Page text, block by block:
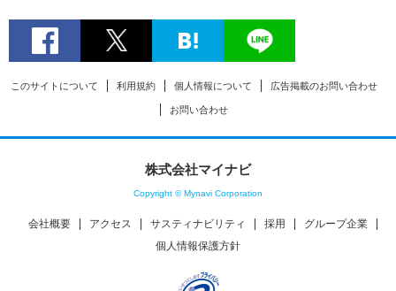
このサイトについて 利用規約 個人情報について 広告掲載のお問い合わせ
お問い合わせ
株式会社マイナビ
Copyright © Mynavi Corporation
会社概要 アクセス サスティナビリティ 採用
グループ企業
個人情報保護方針